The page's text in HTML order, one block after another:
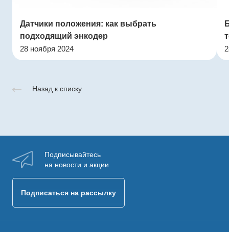
Датчики положения: как выбрать
подходящий энкодер
28 ноября 2024
Назад к списку
Подписывайтесь
на новости и акции
Подписаться на рассылку